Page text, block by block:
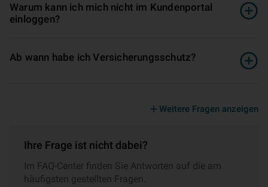
Warum kann ich mich nicht im Kundenportal
einloggen?
Ab wann habe ich Versicherungsschutz?
Weitere Fragen anzeigen
Ihre Frage ist nicht dabei?
Im FAQ-Center finden Sie Antworten auf die am
häufigsten gestellten Fragen.